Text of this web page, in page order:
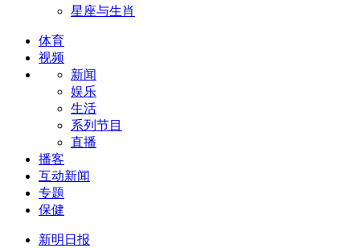
星座与生肖
体育
视频
新闻
娱乐
生活
系列节目
直播
播客
互动新闻
专题
保健
新明日报